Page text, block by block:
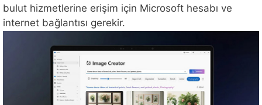
bulut hizmetlerine erişim için Microsoft hesabı ve
internet bağlantısı gerekir.